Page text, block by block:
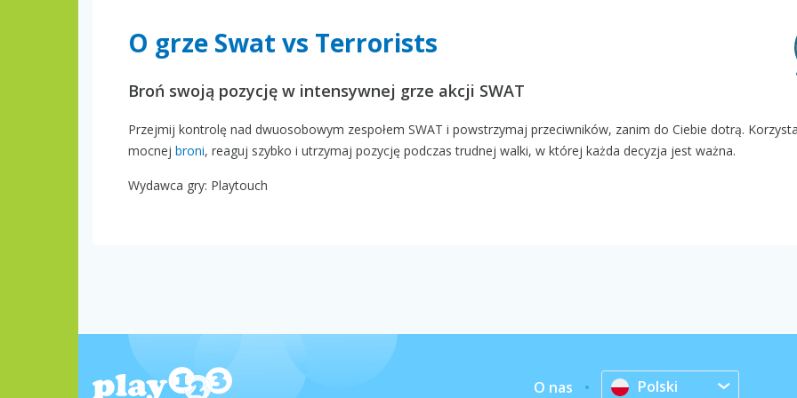
O grze Swat vs Terrorists
Broń swoją pozycję w intensywnej grze akcji SWAT
Przejmij kontrolę nad dwuosobowym zespołem SWAT i powstrzymaj przeciwników, zanim do Ciebie dotrą.
mocnej broni, reaguj szybko i utrzymaj pozycję podczas trudnej walki, w której każda decyzja jest ważna.
Wydawca gry: Playtouch
O nas Polski